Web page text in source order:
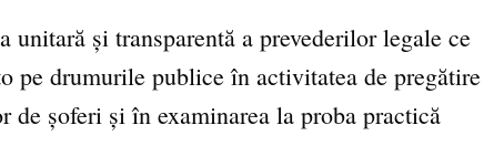
și transparentă a prevederilor legale ce
pe drumurile publice în activitatea de pregătire
de șoferi și în examinarea la proba practică